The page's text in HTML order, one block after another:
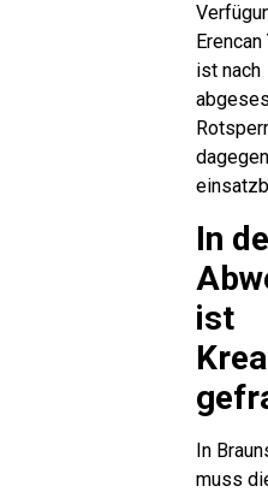
ist nach
In
ist
In
muss